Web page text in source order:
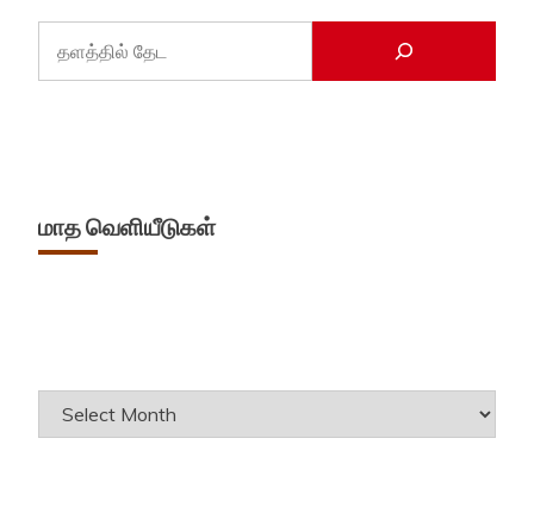
மாத வெளியீடுகள்
Archives